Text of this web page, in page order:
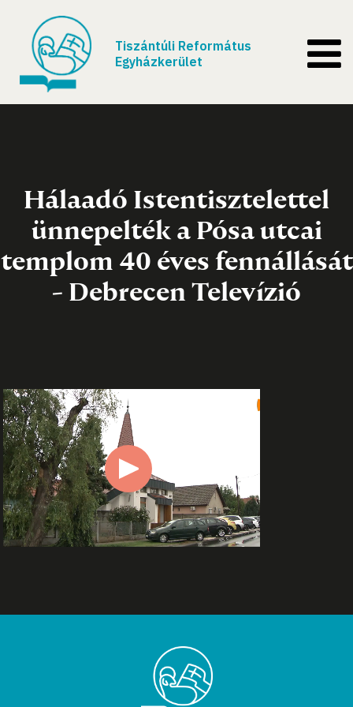
Tiszántúli Református
Egyházkerület
Hálaadó Istentisztelettel
ünnepelték a Pósa utcai
templom 40 éves fennállását
- Debrecen Televízió